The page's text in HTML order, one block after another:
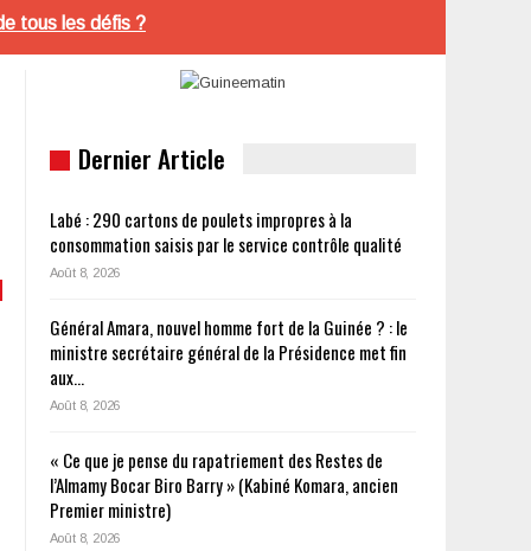
tous les défis ?
Dernier Article
Labé : 290 cartons de poulets impropres à la
consommation saisis par le service contrôle qualité
Août 8, 2026
Général Amara, nouvel homme fort de la Guinée ? : le
ministre secrétaire général de la Présidence met fin
aux…
Août 8, 2026
« Ce que je pense du rapatriement des Restes de
l’Almamy Bocar Biro Barry » (Kabiné Komara, ancien
Premier ministre)
Août 8, 2026